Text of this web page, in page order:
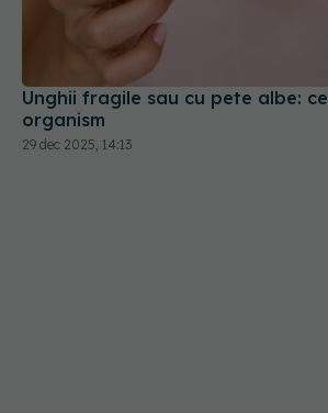
Unghii fragile sau cu pete albe:
organism
29 dec 2025, 14:13